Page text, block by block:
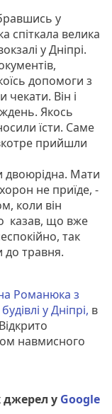
у
спіткала велика
у Дніпрі.
допомоги з
Він і
Якось
їсти. Саме
прийшли
двоюрідна. Мати
не приїде, -
коли він
казав, що вже
так
до травня.
Романюка з
у Дніпрі, в
навмисного
у Google